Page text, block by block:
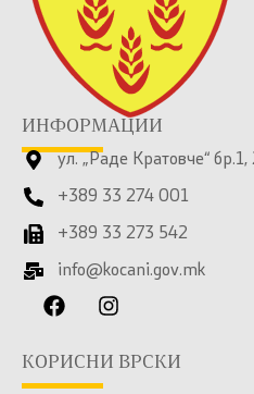
ИНФОРМАЦИИ
ул. „Раде Кратовче“
+389 33 274 001
+389 33 273 542
info@kocani.gov.mk
КОРИСНИ ВРСКИ